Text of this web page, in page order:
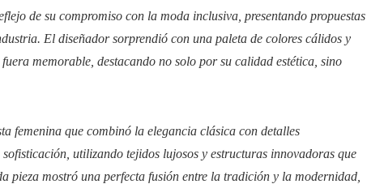
de su compromiso con la moda inclusiva, presentando propuestas
El diseñador sorprendió con una paleta de colores cálidos y
memorable, destacando no solo por su calidad estética, sino
femenina que combinó la elegancia clásica con detalles
utilizando tejidos lujosos y estructuras innovadoras que
pieza mostró una perfecta fusión entre la tradición y la modernidad,